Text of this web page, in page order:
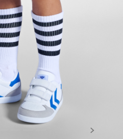
stmOCEAN SHORTS, BLACK, model
stmOCEAN SHORTS, BLACK, packshot
stmOCEAN SHORTS, BLACK,
stmOCEAN SHORTS, BLACK,
NÆSTE